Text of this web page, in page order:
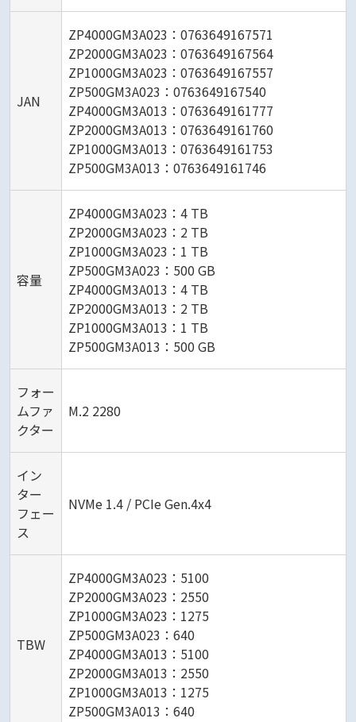
JAN
ZP4000GM3A023：0763649167571
ZP2000GM3A023：0763649167564
ZP1000GM3A023：0763649167557
ZP500GM3A023：0763649167540
ZP4000GM3A013：0763649161777
ZP2000GM3A013：0763649161760
ZP1000GM3A013：0763649161753
ZP500GM3A013：0763649161746
容量
ZP4000GM3A023：4 TB
ZP2000GM3A023：2 TB
ZP1000GM3A023：1 TB
ZP500GM3A023：500 GB
ZP4000GM3A013：4 TB
ZP2000GM3A013：2 TB
ZP1000GM3A013：1 TB
ZP500GM3A013：500 GB
フォー
ムファ
クター
M.2 2280
イン
ター
フェー
ス
NVMe 1.4 / PCIe Gen.4x4
TBW
ZP4000GM3A023：5100
ZP2000GM3A023：2550
ZP1000GM3A023：1275
ZP500GM3A023：640
ZP4000GM3A013：5100
ZP2000GM3A013：2550
ZP1000GM3A013：1275
ZP500GM3A013：640